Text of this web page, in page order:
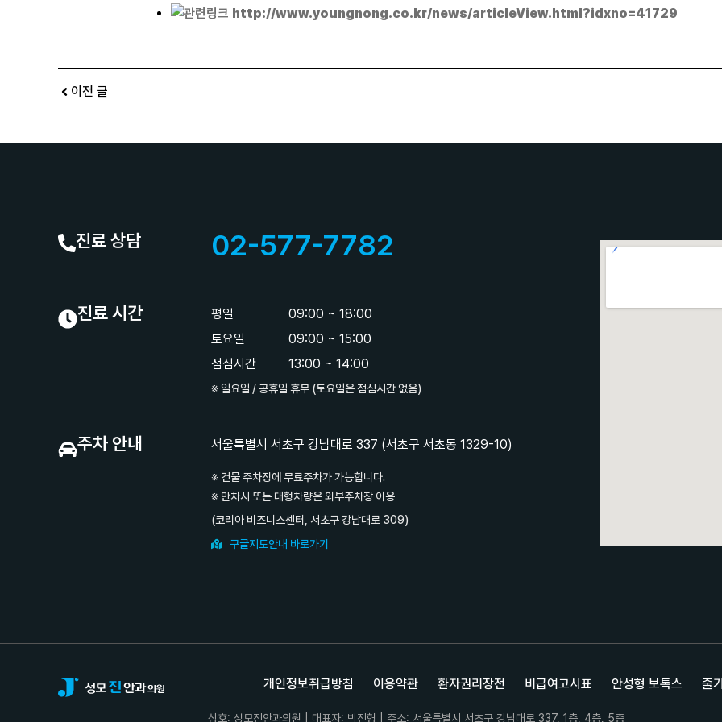
http://www.youngnong.co.kr/news/articleView.html?idxno=41729
이전 글
진료 상담 02-577-7782
진료 시간
평일
토요일
점심시간
09:00 ~ 18:00
09:00 ~ 15:00
13:00 ~ 14:00
※ 일요일 / 공휴일 휴무 (토요일은 점심시간 없음)
주차 안내 서울특별시 서초구 강남대로 337 (서초구 서초동 1329-10)
※ 건물 주차장에 무료주차가 가능합니다.
※ 만차시 또는 대형차량은 외부주차장 이용
(코리아 비즈니스센터, 서초구 강남대로 309)
구글지도안내 바로가기
개인정보취급방침 이용약관 환자권리장전 비급여고시표 안성형 보톡스 줄
상호: 성모진안과의원 | 대표자: 박진형 | 주소: 서울특별시 서초구 강남대로 337, 1층, 4층, 5층